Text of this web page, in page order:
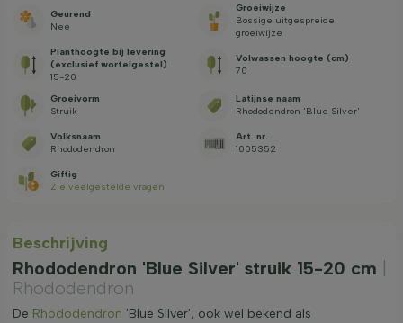
Geurend
Nee
Groeiwijze
Bossige uitgespreide
groeiwijze
Planthoogte bij levering
(exclusief wortelgestel)
15-20
Volwassen hoogte (cm)
70
Groeivorm
Struik
Latijnse naam
Rhododendron 'Blue Silver'
Volksnaam
Rhododendron
Art. nr.
1005352
Giftig
Zie veelgestelde vragen
Beschrijving
Rhododendron 'Blue Silver' struik 15-20 cm
Rhododendron
De Rhododendron 'Blue Silver', ook wel bekend als